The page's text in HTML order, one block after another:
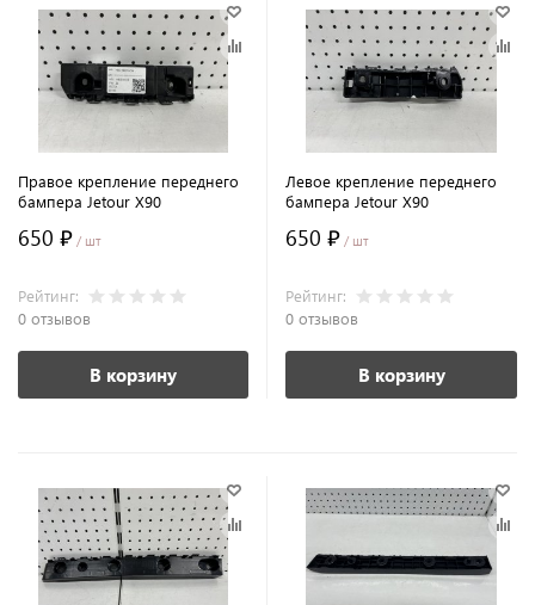
Правое крепление переднего
бампера Jetour X90
650 ₽ / шт
Рейтинг:
0 отзывов
В корзину
Левое крепление переднего
бампера Jetour X90
650 ₽ / шт
Рейтинг:
0 отзывов
В корзину